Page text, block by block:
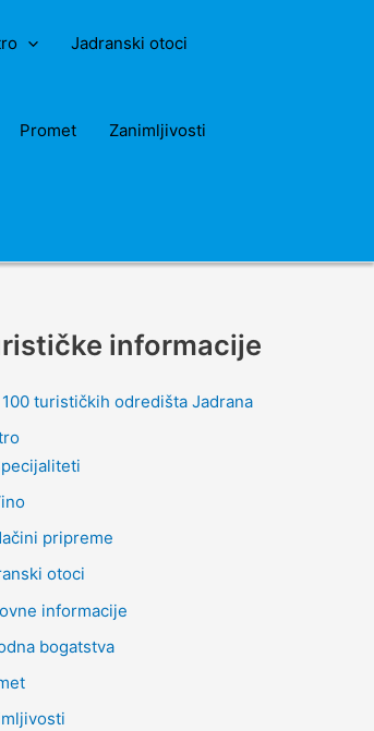
Jadranski otoci
Promet Zanimljivosti
informacije
turističkih odredišta Jadrana
pripreme
otoci
informacije
bogatstva